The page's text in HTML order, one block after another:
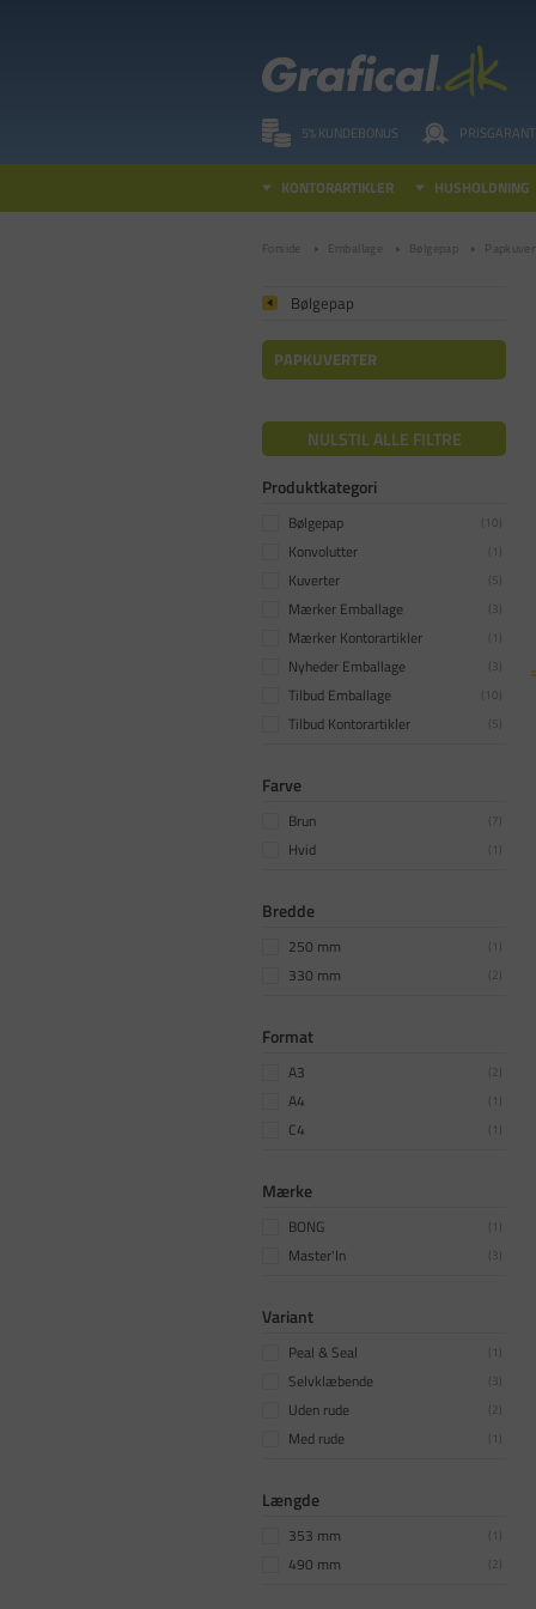
5% KUNDEBONUS
KONTORARTIKLER HUSHOLDNING
Forside Emballage Bølgepap
Bølgepap
PAPKUVERTER
NULSTIL ALLE FILTRE
Produktkategori
Bølgepap ( 10)
Konvolutter ( 1 )
Kuverter ( 5)
Mærker Emballage ( 3)
Mærker Kontorartikler ( 1 )
Nyheder Emballage ( 3)
Tilbud Emballage ( 10)
Tilbud Kontorartikler ( 5)
Farve
Brun ( 7)
Hvid ( 1 )
Bredde
250 mm ( 1 )
330 mm (2 )
Format
A3 (2 )
A4 ( 1 )
C4 ( 1 )
Mærke
BONG ( 1 )
Master'In ( 3)
Variant
Peal & Seal ( 1 )
Selvklæbende ( 3)
Uden rude (2 )
Med rude ( 1 )
Længde
353 mm ( 1 )
490 mm (2 )